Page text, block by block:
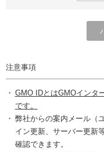
注意事項
GMO IDとはGMOインタ
です。
弊社からの案内メール（
イン更新、サーバー更新
確認できます。